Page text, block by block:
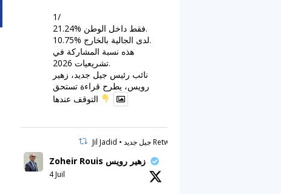
1/
21.24% فقط داخل الوطن.
10.75% لدى الجالية بالخارج.
هذه نسبة المشاركة في
تشريعيات 2026.
نائب رئيس جيل جديد، زهير
رويس، يطرح قراءة تستحق
Jil Jadid • جيل جديد Retweeté
Zoheir Rouis زهير رويس
4 Juil